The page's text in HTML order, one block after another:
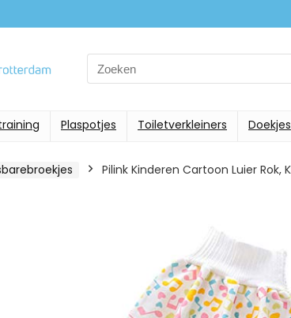
Search
for:
Plaspotjes Toiletverkleiners Doekjes
Pilink Kinderen Cartoon Luier